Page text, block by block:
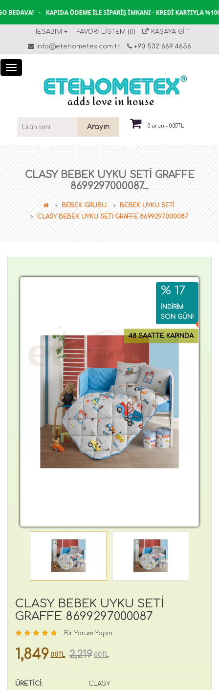
• KAPIDA ÖDEME İLE SIPARIŞ İMKANI - KREDI KARTIYLA %100
HESABIM FAVORI LISTEM (0) KASAYA GIT
info@etehometex.com.tr +90 532 669 4656
Arayın 0 ürün - 0.00TL
CLASY BEBEK UYKU SETİ GRAFFE
8699297000087...
BEBEK GRUBU
BEBEK UYKU SETİ
CLASY BEBEK UYKU SETİ GRAFFE 8699297000087
48 SAATTE KAPINDA
% 17
İNDİRİM
SON GÜN!
CLASY BEBEK UYKU SETİ
GRAFFE 8699297000087
Bir Yorum Yapın
1,849 00TL 2,219 00TL
ÜRETİCİ:
CLASY